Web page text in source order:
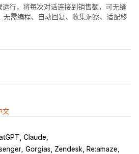
运行，将每次对话连接到销售额，可无缝
无需编程、自动回复、收集洞察、适配移
文
Claude
Gorgias, Zendesk, Re:amaze